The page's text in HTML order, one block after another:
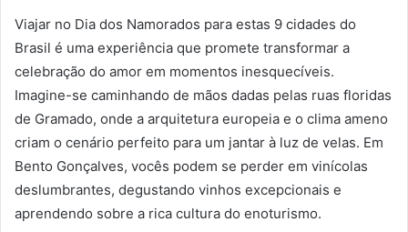
Viajar no Dia dos Namorados para estas 9 cidades do
Brasil é uma experiência que promete transformar a
celebração do amor em momentos inesquecíveis.
Imagine-se caminhando de mãos dadas pelas ruas floridas
de Gramado, onde a arquitetura europeia e o clima ameno
criam o cenário perfeito para um jantar à luz de velas. Em
Bento Gonçalves, vocês podem se perder em vinícolas
deslumbrantes, degustando vinhos excepcionais e
aprendendo sobre a rica cultura do enoturismo.